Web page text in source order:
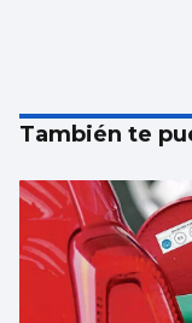
También te